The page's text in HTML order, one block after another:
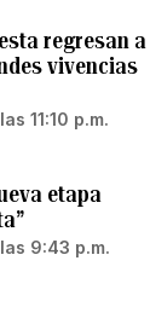
regresan a
vivencias
11:10 p.m.
etapa
9:43 p.m.